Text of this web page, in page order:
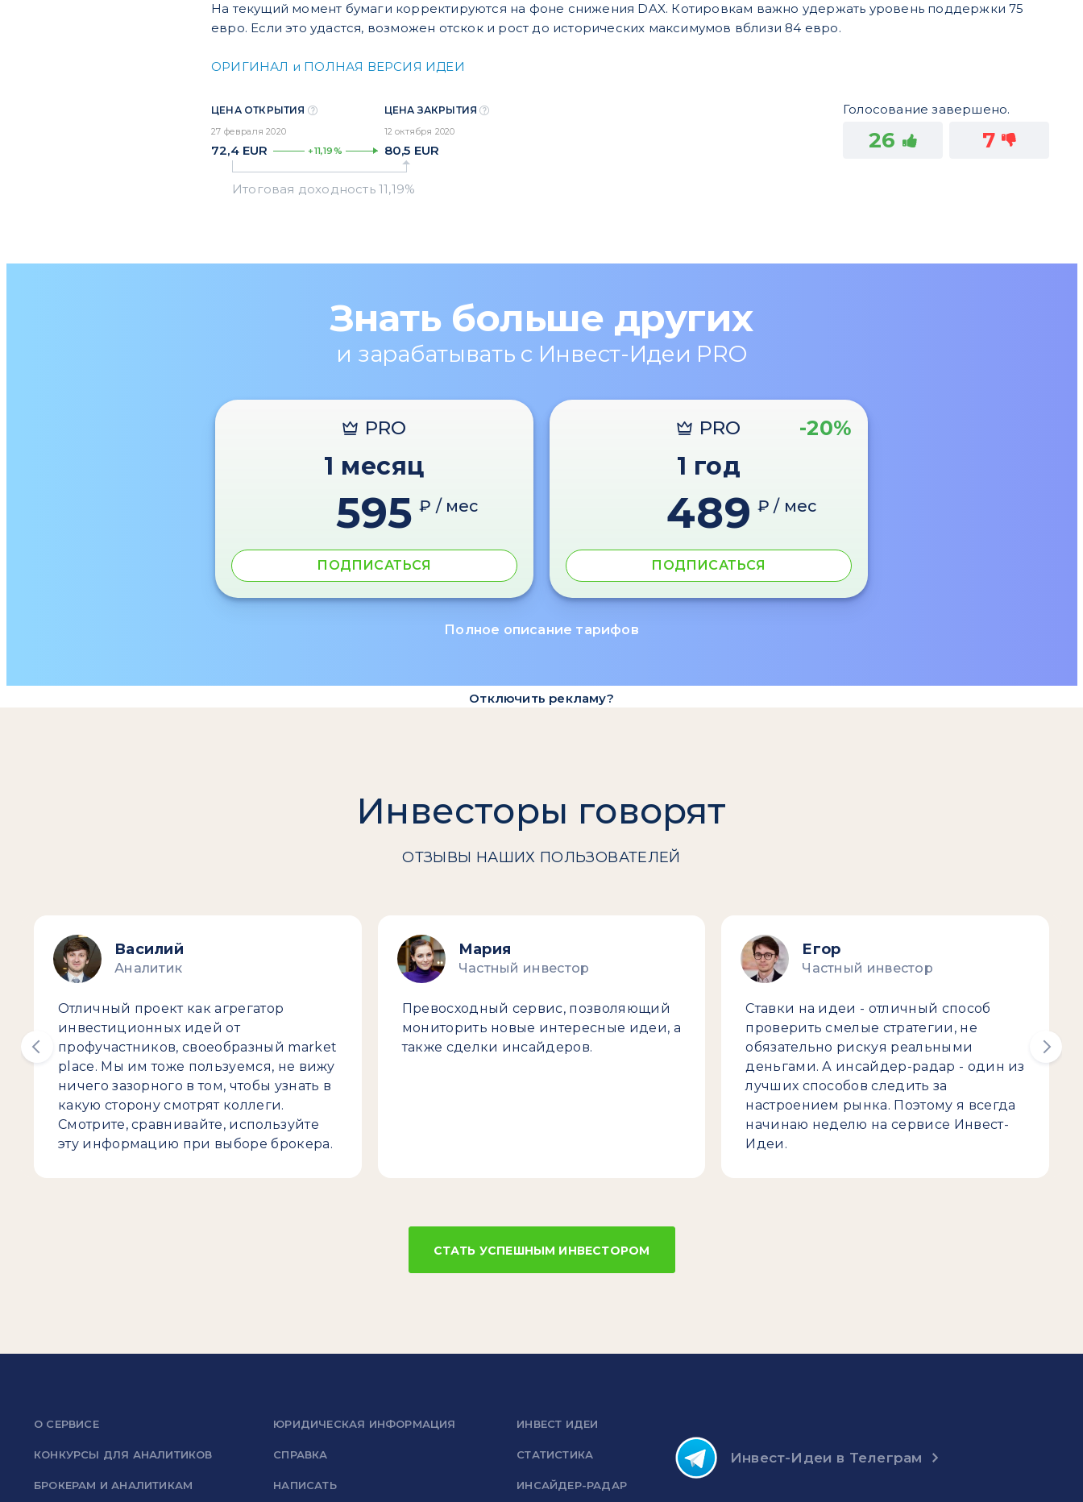
На текущий момент бумаги корректируются на фоне снижения DAX. Котировкам важно удержать уровень поддержки 75
евро. Если это удастся, возможен отскок и рост до исторических максимумов вблизи 84 евро.
ОРИГИНАЛ и ПОЛНАЯ ВЕРСИЯ ИДЕИ
ЦЕНА ОТКРЫТИЯ
27 февраля 2020
72,4 EUR +11,19%
ЦЕНА ЗАКРЫТИЯ
12 октября 2020
80,5 EUR
Голосование завершено.
26 7
Знать больше других
и зарабатывать с Инвест-Идеи PRO
PRO
1 месяц
595 ₽ / мес
ПОДПИСАТЬСЯ
PRO -20%
1 год
489 ₽ / мес
ПОДПИСАТЬСЯ
Полное описание тарифов
Отключить рекламу?
Инвесторы говорят
ОТЗЫВЫ НАШИХ ПОЛЬЗОВАТЕЛЕЙ
Василий
Аналитик
Отличный проект как агрегатор
инвестиционных идей от
профучастников, своеобразный market
place. Мы им тоже пользуемся, не вижу
ничего зазорного в том, чтобы узнать в
какую сторону смотрят коллеги.
Смотрите, сравнивайте, используйте
эту информацию при выборе брокера.
Мария
Частный инвестор
Превосходный сервис, позволяющий
мониторить новые интересные идеи, а
также сделки инсайдеров.
Егор
Частный инвестор
Ставки на идеи - отличный способ
проверить смелые стратегии, не
обязательно рискуя реальными
деньгами. А инсайдер-радар - один из
лучших способов следить за
настроением рынка. Поэтому я всегда
начинаю неделю на сервисе Инвест-
Идеи.
СТАТЬ УСПЕШНЫМ ИНВЕСТОРОМ
Инвест-Идеи в Телеграм
О СЕРВИСЕ
КОНКУРСЫ ДЛЯ АНАЛИТИКОВ
БРОКЕРАМ И АНАЛИТИКАМ
ЮРИДИЧЕСКАЯ ИНФОРМАЦИЯ
СПРАВКА
НАПИСАТЬ
ИНВЕСТ ИДЕИ
СТАТИСТИКА
ИНСАЙДЕР-РАДАР